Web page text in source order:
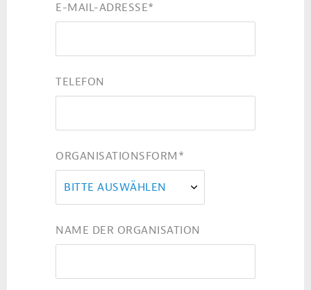
E-MAIL-ADRESSE*
TELEFON
ORGANISATIONSFORM *
BITTE AUSWÄHLEN
NAME DER ORGANISATION